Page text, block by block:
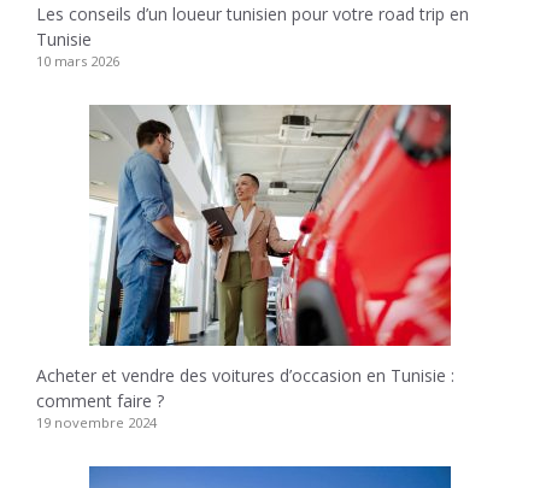
Les conseils d’un loueur tunisien pour votre road trip en
Tunisie
10 mars 2026
Acheter et vendre des voitures d’occasion en Tunisie :
comment faire ?
19 novembre 2024